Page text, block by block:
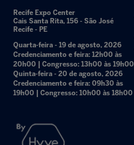
Recife Expo Center
Cais Santa Rita, 156 - São José
Recife - PE
Quarta-feira - 19 de agosto, 2026
Credenciamento e feira: 12h00 às
20h00 | Congresso: 13h00 às 19h00
Quinta-feira - 20 de agosto, 2026
Credenciamento e feira: 09h30 às
19h00 | Congresso: 10h00 às 18h00